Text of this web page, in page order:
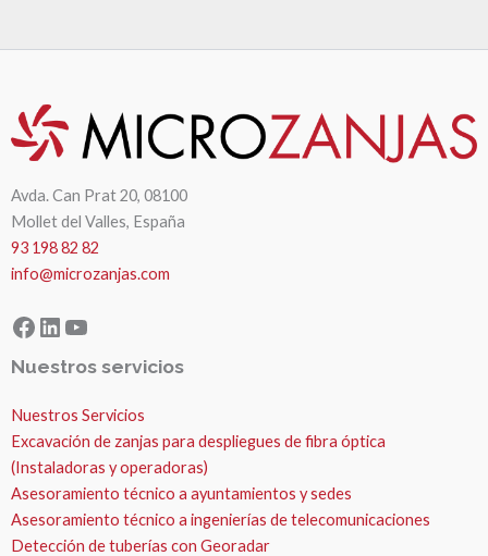
Avda. Can Prat 20, 08100
Mollet del Valles, España
93 198 82 82
info@microzanjas.com
Facebook
LinkedIn
YouTube
Nuestros servicios
Nuestros Servicios
Excavación de zanjas para despliegues de fibra óptica
(Instaladoras y operadoras)
Asesoramiento técnico a ayuntamientos y sedes
Asesoramiento técnico a ingenierías de telecomunicaciones
Detección de tuberías con Georadar